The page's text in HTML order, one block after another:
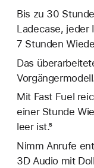
Bis zu 30
Ladecase, jeder
7 Stunden
Das
Mit Fast Fuel
einer Stunde
leer ist.⁵
Nimm Anrufe
3D Audio mit